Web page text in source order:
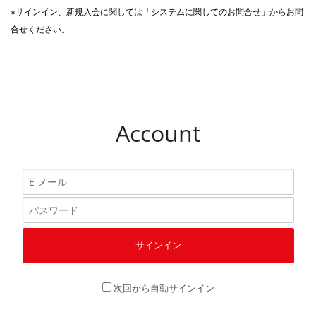
※サインイン、新規入会に関しては「システムに関してのお問合せ」からお問
合せください。
Account
次回から自動サインイン